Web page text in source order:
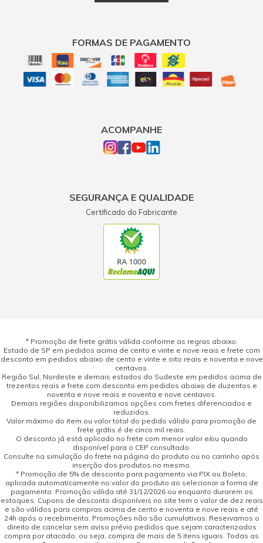
FORMAS DE PAGAMENTO
ACOMPANHE
SEGURANÇA E QUALIDADE
Certificado do Fabricante
* Promoção de frete grátis válida conforme as regras abaixo:
Estado de SP em pedidos acima de cento e vinte e nove reais e frete com
desconto em pedidos abaixo de cento e vinte e oito reais e noventa e nove
centavos.
Região Sul, Nordeste e demais estados do Sudeste em pedidos acima de
trezentos reais e frete com desconto em pedidos abaixo de duzentos e
noventa e nove reais e noventa e nove centavos.
Demais regiões disponibilizamos opções com fretes diferenciados e
reduzidos.
Valor máximo do item ou valor total do pedido válido para promoção de
frete grátis é de cinco mil reais.
O desconto já está aplicado no frete com menor valor e/ou quando
disponível para o CEP consultado.
Consulte na simulação do frete na página do produto ou no carrinho após
inserção dos produtos no mesmo.
* Promoção de 5% de desconto para pagamento via PIX ou Boleto,
aplicada automaticamente no valor do produto ao selecionar a forma de
pagamento. Promoção válida até 31/12/2026 ou enquanto durarem os
estoques. Cupons de desconto disponíveis no site tem o valor de dez reais
e são válidos para compras acima de cento e noventa e nove reais e até
24h após o recebimento. Promoções não são cumulativas. Reservamos o
direito de cancelar sem aviso prévio pedidos que sejam caracterizados
compra por atacado, ou seja, compra de mais de 5 itens iguais. Todas as